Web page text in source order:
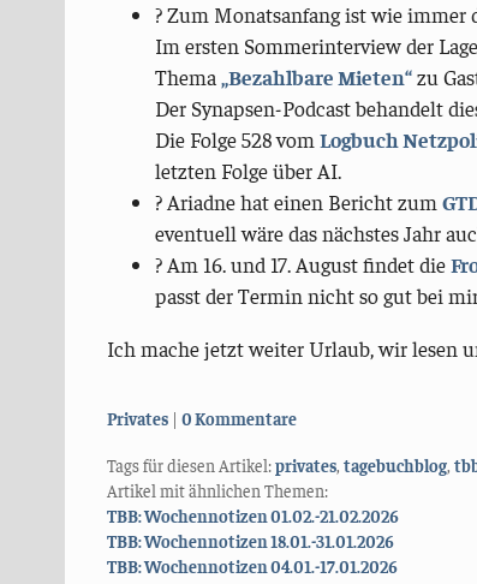
? Zum Monatsanfang ist wie immer
Im ersten Sommerinterview der
Thema „Bezahlbare Mieten“zu
Der Synapsen-Podcast behandelt
Die Folge 528 vom Logbuch
letzten Folge über AI.
?️ Ariadne hat einen Bericht zum
eventuell wäre das nächstes Jahr
?️ Am 16. und 17. August findet die
passt der Termin nicht so gut bei
Ich mache jetzt weiter Urlaub, wir lesen
Kategorien:
Privates 0 Kommentare
Tags für diesen Artikel:privates, tagebuchblog,
Artikel mit ähnlichen Themen:
TBB: Wochennotizen 01.02.-21.02.2026
TBB: Wochennotizen 18.01.-31.01.2026
TBB: Wochennotizen 04.01.-17.01.2026